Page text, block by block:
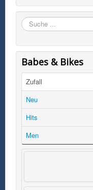
Suchen
Babes & Bikes
Zufall
Neu
Hits
Men